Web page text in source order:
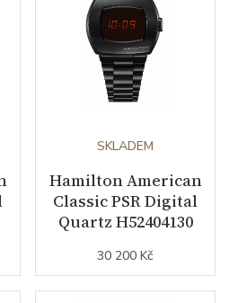
ANO
SKLADEM
Hamilton American
Classic PSR Digital
Quartz H52404130
30 200 Kč